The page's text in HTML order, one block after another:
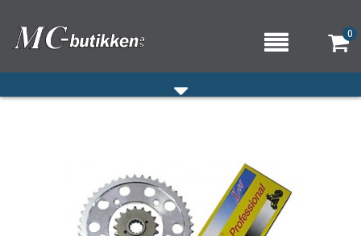
0
OM OSS/ÅPNINGSTIDER